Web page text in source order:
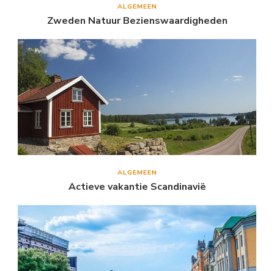
ALGEMEEN
Zweden Natuur Bezienswaardigheden
ALGEMEEN
Actieve vakantie Scandinavië